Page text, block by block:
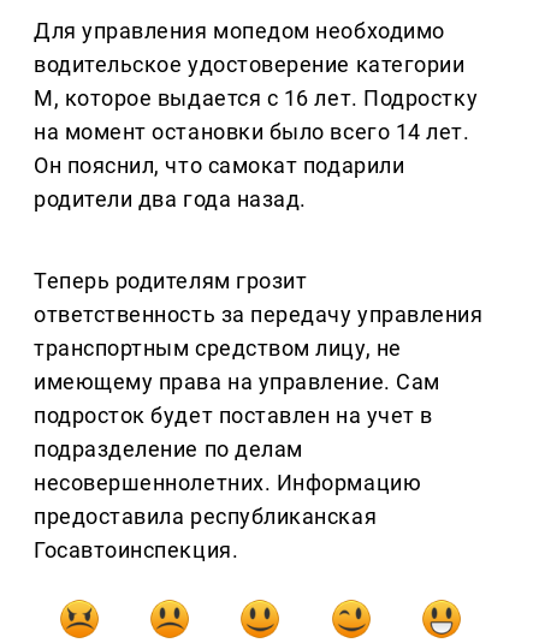
Для управления мопедом необходимо
водительское удостоверение категории
М, которое выдается с 16 лет. Подростку
на момент остановки было всего 14 лет.
Он пояснил, что самокат подарили
родители два года назад.
Теперь родителям грозит
ответственность за передачу управления
транспортным средством лицу, не
имеющему права на управление. Сам
подросток будет поставлен на учет в
подразделение по делам
несовершеннолетних. Информацию
предоставила республиканская
Госавтоинспекция.